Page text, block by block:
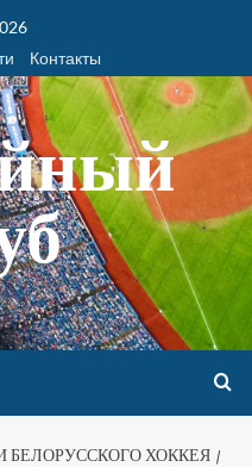
Контакты
БЕЛОРУССКОГО ХОККЕЯ